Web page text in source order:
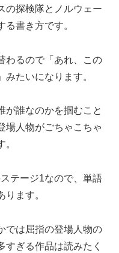
の探検隊とノルウェー
書き方です。
わるので「あれ、この
みたいになります。
が誰なのかを掴むこと
場人物がごちゃこちゃ
テージ1なので、単語
ます。
では屈指の登場人物の
すぎる作品は読みたく